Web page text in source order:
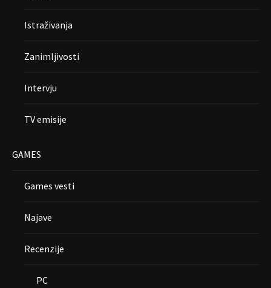
Istraživanja
Zanimljivosti
Intervju
TV emisije
GAMES
Games vesti
Najave
Recenzije
PC